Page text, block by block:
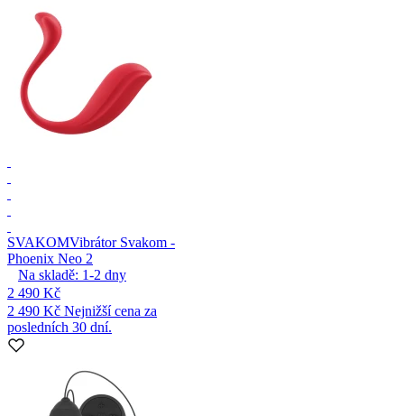
SVAKOMVibrátor Svakom -
Phoenix Neo 2
Na skladě: 1-2 dny
2 490 Kč
2 490 Kč Nejnižší cena za
posledních 30 dní.